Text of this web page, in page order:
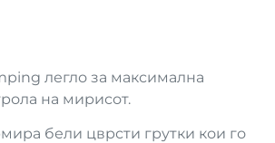
легло за максимална
на мирисот.
бели цврсти грутки кои го